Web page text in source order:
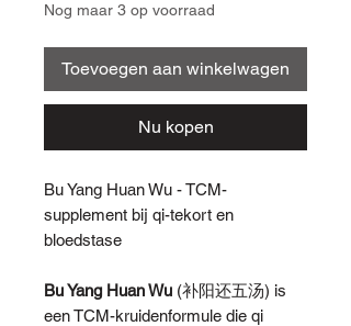
Nog maar 3 op voorraad
Toevoegen aan winkelwagen
Nu kopen
Bu Yang Huan Wu - TCM-
supplement bij qi-tekort en
bloedstase
Bu Yang Huan Wu (补阳还五汤) is
een TCM-kruidenformule die qi